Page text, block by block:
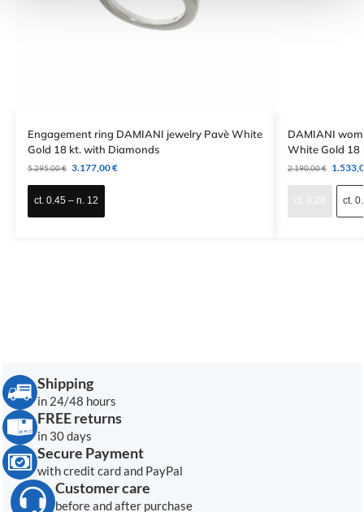
Engagement ring DAMIANI jewelry Pavè White
Gold 18 kt. with Diamonds
5.295,00€ 3.177,00€
ct. 0.45 – n. 12
DAMIANI
White Gold 18
2.190,00€
ct. 0.28 ct.
Shipping
in 24/48 hours
FREE returns
in 30 days
Secure Payment
with credit card and PayPal
Customer care
before and after purchase